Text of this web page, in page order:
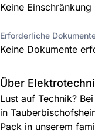
Keine Einschränkung
Erforderliche
Keine Dokumente
Über
Lust auf Technik?
in
Pack in unserem